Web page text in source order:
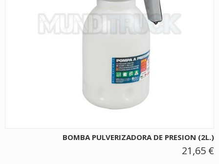
BOMBA PULVERIZADORA DE PRESION (2L.)
21,65 €